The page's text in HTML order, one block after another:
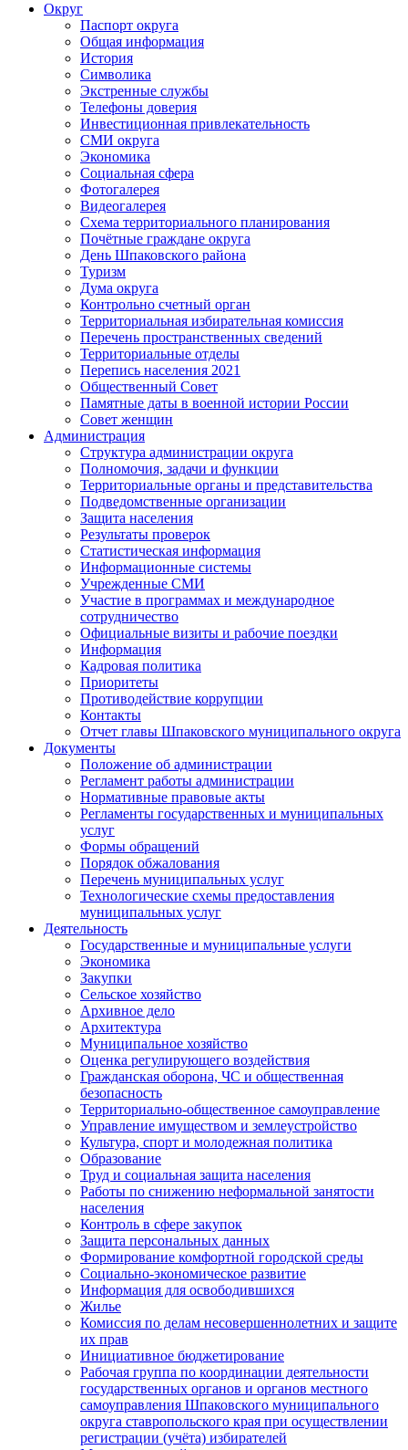
Округ
Паспорт округа
Общая информация
История
Символика
Экстренные службы
Телефоны доверия
Инвестиционная привлекательность
СМИ округа
Экономика
Социальная сфера
Фотогалерея
Видеогалерея
Схема территориального планирования
Почётные граждане округа
День Шпаковского района
Туризм
Дума округа
Контрольно счетный орган
Территориальная избирательная комиссия
Перечень пространственных сведений
Территориальные отделы
Перепись населения 2021
Общественный Совет
Памятные даты в военной истории России
Совет женщин
Администрация
Структура администрации округа
Полномочия, задачи и функции
Территориальные органы и представительства
Подведомственные организации
Защита населения
Результаты проверок
Статистическая информация
Информационные системы
Учрежденные СМИ
Участие в программах и международное
сотрудничество
Официальные визиты и рабочие поездки
Информация
Кадровая политика
Приоритеты
Противодействие коррупции
Контакты
Отчет главы Шпаковского муниципального округа
Документы
Положение об администрации
Регламент работы администрации
Нормативные правовые акты
Регламенты государственных и муниципальных
услуг
Формы обращений
Порядок обжалования
Перечень муниципальных услуг
Технологические схемы предоставления
муниципальных услуг
Деятельность
Государственные и муниципальные услуги
Экономика
Закупки
Сельское хозяйство
Архивное дело
Архитектура
Муниципальное хозяйство
Оценка регулирующего воздействия
Гражданская оборона, ЧС и общественная
безопасность
Территориально-общественное самоуправление
Управление имуществом и землеустройство
Культура, спорт и молодежная политика
Образование
Труд и социальная защита населения
Работы по снижению неформальной занятости
населения
Контроль в сфере закупок
Защита персональных данных
Формирование комфортной городской среды
Социально-экономическое развитие
Информация для освободившихся
Жилье
Комиссия по делам несовершеннолетних и защите
их прав
Инициативное бюджетирование
Рабочая группа по координации деятельности
государственных органов и органов местного
самоуправления Шпаковского муниципального
округа ставропольского края при осуществлении
регистрации (учёта) избирателей